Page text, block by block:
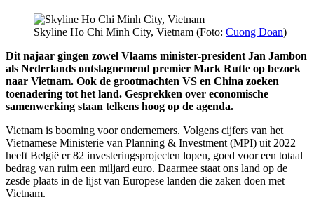
Skyline Ho Chi Minh City, Vietnam (Foto: Cuong Doan)
Dit najaar gingen zowel Vlaams minister-president Jan Jambon
als Nederlands ontslagnemend premier Mark Rutte op bezoek
naar Vietnam. Ook de grootmachten VS en China zoeken
toenadering tot het land. Gesprekken over economische
samenwerking staan telkens hoog op de agenda.
Vietnam is booming voor ondernemers. Volgens cijfers van het
Vietnamese Ministerie van Planning & Investment (MPI) uit 2022
heeft België er 82 investeringsprojecten lopen, goed voor een totaal
bedrag van ruim een miljard euro. Daarmee staat ons land op de
zesde plaats in de lijst van Europese landen die zaken doen met
Vietnam.